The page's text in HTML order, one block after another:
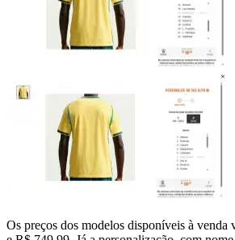
Os preços dos modelos disponíveis à venda